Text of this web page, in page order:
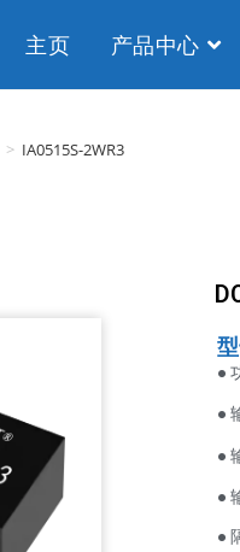
主页 产品中心
> IA0515S-2WR3
●
●
●
●
●